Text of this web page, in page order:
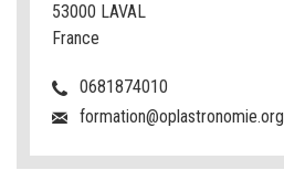
53000 LAVAL
France
0681874010
formation@oplastronomie.org